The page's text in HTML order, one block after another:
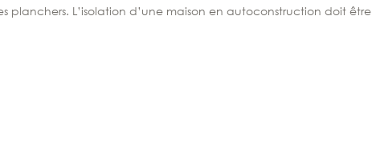
planchers. L’isolation d’une maison en autoconstruction doit être